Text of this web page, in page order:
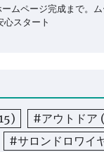
ームページ完成まで。
心スタート
#アウトドア
#サロンドロワイ